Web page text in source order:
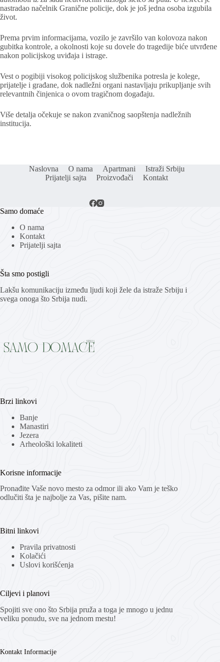
nastradao načelnik Granične policije, dok je još jedna osoba izgubila
život.
Prema prvim informacijama, vozilo je završilo van kolovoza nakon
gubitka kontrole, a okolnosti koje su dovele do tragedije biće utvrđene
nakon policijskog uviđaja i istrage.
Vest o pogibiji visokog policijskog službenika potresla je kolege,
prijatelje i građane, dok nadležni organi nastavljaju prikupljanje svih
relevantnih činjenica o ovom tragičnom događaju.
Više detalja očekuje se nakon zvaničnog saopštenja nadležnih
institucija.
Naslovna O nama Apartmani
Istraži Srbiju
Prijatelji sajta
Proizvođači Kontakt
Samo domaće
O nama
Kontakt
Prijatelji sajta
Šta smo postigli
Lakšu komunikaciju između ljudi koji žele da istraže Srbiju i
svega onoga što Srbija nudi.
Brzi linkovi
Banje
Manastiri
Jezera
Arheološki lokaliteti
Korisne informacije
Pronađite Vaše novo mesto za odmor ili ako Vam je teško
odlučiti šta je najbolje za Vas, pišite nam.
Bitni linkovi
Pravila privatnosti
Kolačići
Uslovi korišćenja
Ciljevi i planovi
Spojiti sve ono što Srbija pruža a toga je mnogo u jednu
veliku ponudu, sve na jednom mestu!
Kontakt Informacije